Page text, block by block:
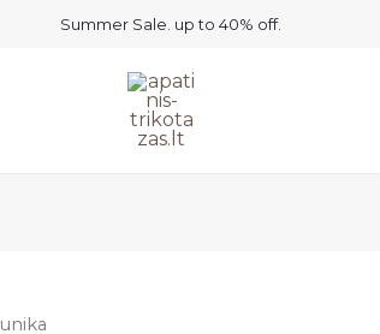
Summer Sale. up to 40% off.